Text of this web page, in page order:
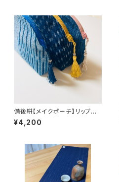
備後絣【メイクポーチ】リップ立
つ収納
¥4,200